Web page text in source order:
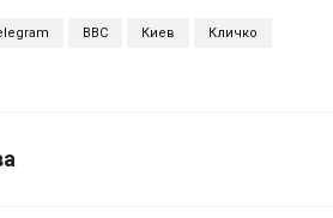
ВВС Киев Кличко